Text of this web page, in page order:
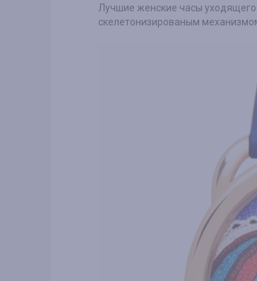
Лучшие женские часы уходящего
скелетонизированым